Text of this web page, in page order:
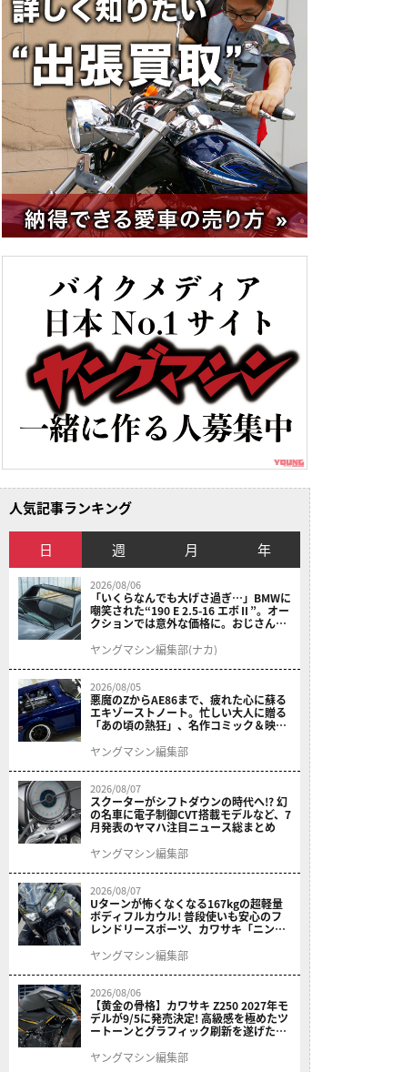
人気記事ランキング
日 週 月 年
2026/08/06
「いくらなんでも大げさ過ぎ…」BMWに
嘲笑された“190 E 2.5-16 エボⅡ”。オー
クションでは意外な価格に。おじさん達
ヤングマシン編集部(ナカ)
2026/08/05
悪魔のZからAE86まで、疲れた心に蘇る
エキゾーストノート。忙しい大人に贈る
「あの頃の熱狂」、名作コミック＆映画
結！
ヤングマシン編集部
2026/08/07
スクーターがシフトダウンの時代へ!? 幻
の名車に電子制御CVT搭載モデルなど、7
月発表のヤマハ注目ニュース総まとめ
ヤングマシン編集部
2026/08/07
Uターンが怖くなくなる167kgの超軽量
ボディフルカウル! 普段使いも安心のフ
レンドリースポーツ、カワサキ「ニンジ
9/5発売
ヤングマシン編集部
2026/08/06
【黄金の骨格】カワサキ Z250 2027年モ
デルが9/5に発売決定! 高級感を極めたツ
ートーンとグラフィック刷新を遂げた本
ヤングマシン編集部